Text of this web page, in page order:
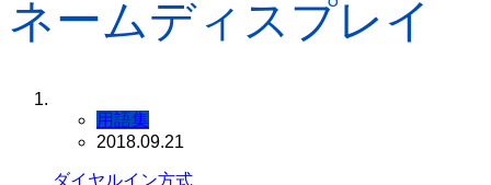
ネームディスプレイ
用語集
2018.09.21
ダイヤルイン方式